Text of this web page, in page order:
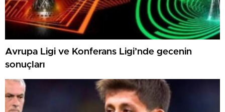
Avrupa Ligi ve Konferans Ligi’nde gecenin
sonuçları